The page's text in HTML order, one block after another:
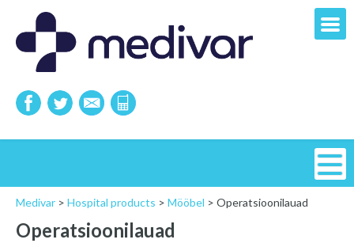
Medivar > Hospital products > Mööbel > Operatsioonilauad
Operatsioonilauad